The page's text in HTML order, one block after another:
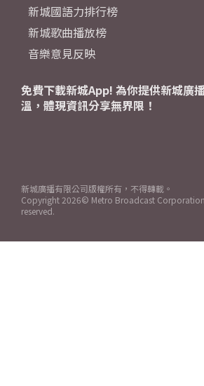
新城國語力排行榜
新城歌曲播放榜
音樂意見反映
免費下載新城App! 為你提供新城廣
溫，體現資訊分享無界限！
新城廣播有限公司版權所有，不得轉載。
Copyright 2026© Metro Broadcast
reserved.